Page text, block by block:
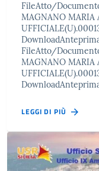
FileAtto/
MAGNANO MARIA
FileAtto/
MAGNANO MARIA
LEGGI DI PIÙ